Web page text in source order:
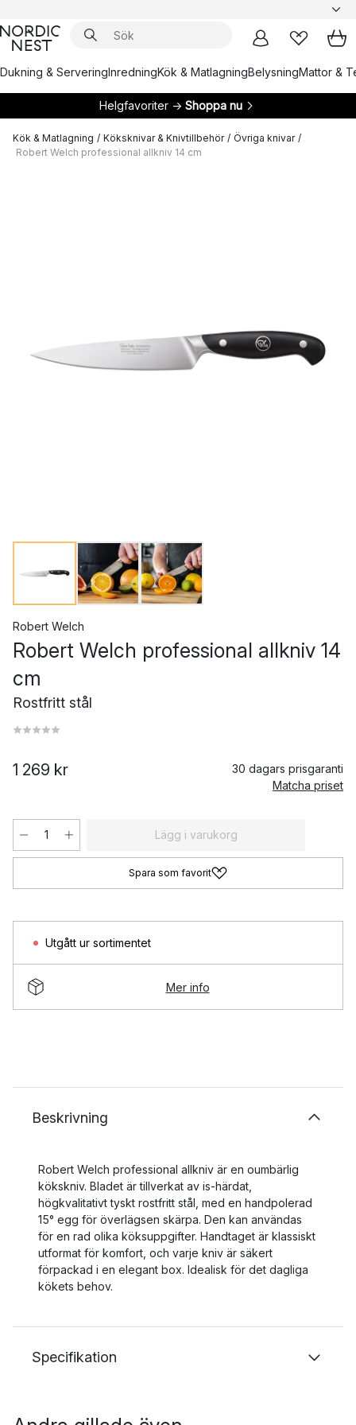
Dukning & ServeringInredningKök & MatlagningBelysningMattor &
Helgfavoriter → Shoppa nu
Kök & Matlagning / Köksknivar & Knivtillbehör / Övriga knivar /
Robert Welch professional allkniv 14 cm
Robert Welch
Robert Welch professional allkniv 14
cm
Rostfritt stål
1 269 kr
30 dagars prisgaranti
Matcha priset
Lägg i varukorg
Spara som favorit
Utgått ur sortimentet
Mer info
Beskrivning
Robert Welch professional allkniv är en oumbärlig
kökskniv. Bladet är tillverkat av is-härdat,
högkvalitativt tyskt rostfritt stål, med en handpolerad
15° egg för överlägsen skärpa. Den kan användas
för en rad olika köksuppgifter. Handtaget är klassiskt
utformat för komfort, och varje kniv är säkert
förpackad i en elegant box. Idealisk för det dagliga
kökets behov.
Specifikation